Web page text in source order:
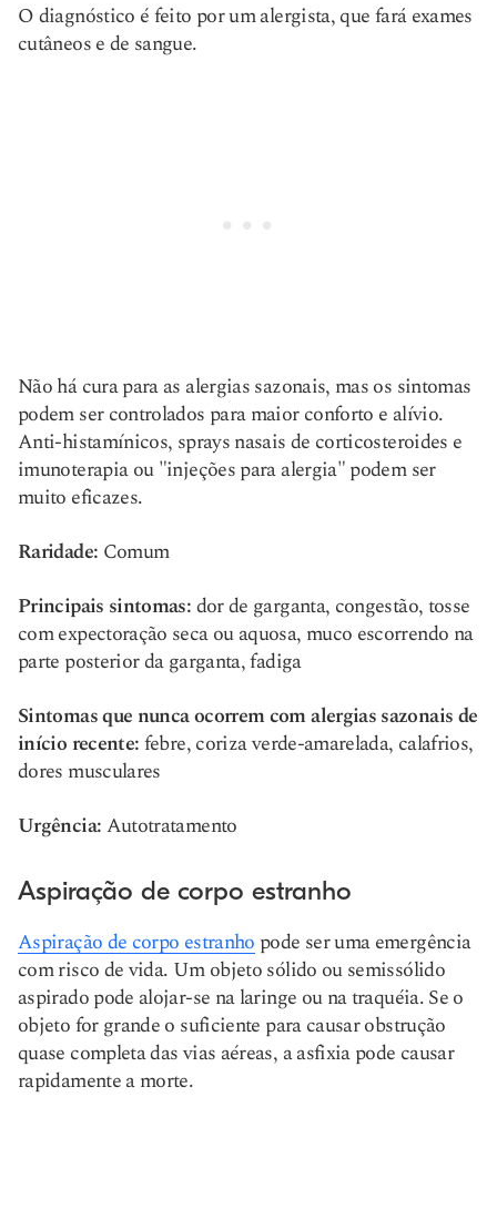
O diagnóstico é feito por um alergista, que fará exames
cutâneos e de sangue.
Não há cura para as alergias sazonais, mas os sintomas
podem ser controlados para maior conforto e alívio.
Anti-histamínicos, sprays nasais de corticosteroides e
imunoterapia ou "injeções para alergia" podem ser
muito eficazes.
Raridade: Comum
Principais sintomas:dor de garganta, congestão, tosse
com expectoração seca ou aquosa, muco escorrendo na
parte posterior da garganta, fadiga
Sintomas que nunca ocorrem com alergias sazonais de
início recente:febre, coriza verde-amarelada, calafrios,
dores musculares
Urgência:Autotratamento
Aspiração de corpo estranho
Aspiração de corpo estranho pode ser uma emergência
com risco de vida. Um objeto sólido ou semissólido
aspirado pode alojar-se na laringe ou na traquéia. Se o
objeto for grande o suficiente para causar obstrução
quase completa das vias aéreas, a asfixia pode causar
rapidamente a morte.